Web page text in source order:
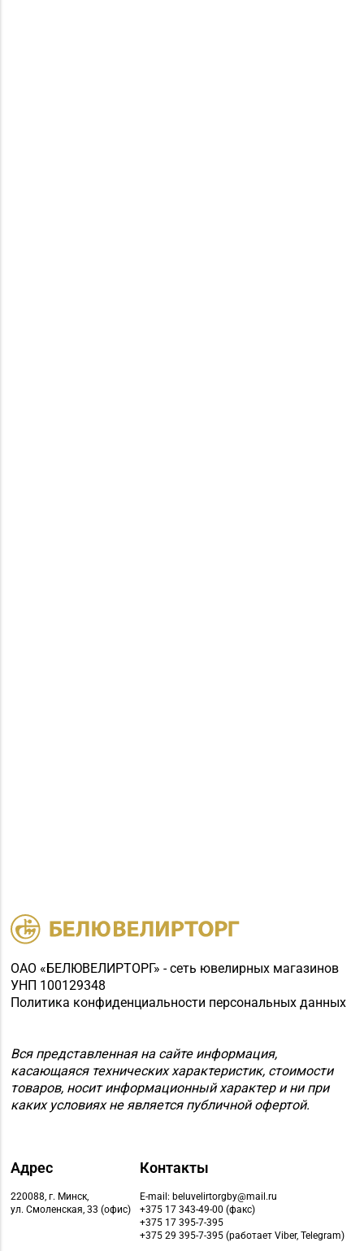
ОАО «БЕЛЮВЕЛИРТОРГ» - сеть ювелирных магазинов
УНП 100129348
Политика конфиденциальности персональных данных
Вся представленная на сайте информация,
касающаяся технических характеристик, стоимости
товаров, носит информационный характер и ни при
каких условиях не является публичной офертой.
Адрес
220088, г. Минск,
ул. Смоленская, 33 (офис)
Контакты
E-mail: beluvelirtorgby@mail.ru
+375 17 343-49-00 (факс)
+375 17 395-7-395
+375 29 395-7-395 (работает Viber, Telegram)